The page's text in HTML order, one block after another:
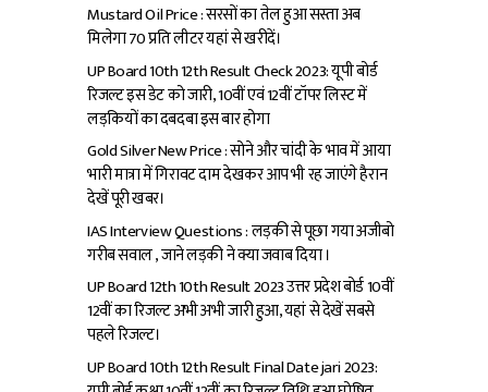
Mustard Oil Price : सरसों का तेल हुआ सस्ता अब
मिलेगा ₹70 प्रति लीटर यहां से खरीदें।
UP Board 10th 12th Result Check 2023: यूपी बोर्ड
रिजल्ट इस डेट को जारी, 10वीं एवं 12वीं टॉपर लिस्ट में
लड़कियों का दबदबा इस बार होगा
Gold Silver New Price : सोने और चांदी के भाव में आया
भारी मात्रा में गिरावट दाम देखकर आप भी रह जाएंगे हैरान
देखें पूरी खबर।
IAS Interview Questions : लड़की से पूछा गया अजीबो
गरीब सवाल , जाने लड़की ने क्या जवाब दिया ।
UP Board 12th 10th Result 2023 उत्तर प्रदेश बोर्ड 10वीं
12वीं का रिजल्ट अभी अभी जारी हुआ, यहां से देखें सबसे
पहले रिजल्ट।
UP Board 10th 12th Result Final Date jari 2023: